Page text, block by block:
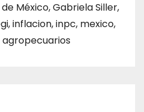
México,Gabriela Siller,
,inflacion,inpc, mexico,